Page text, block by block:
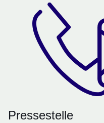
Pressestelle